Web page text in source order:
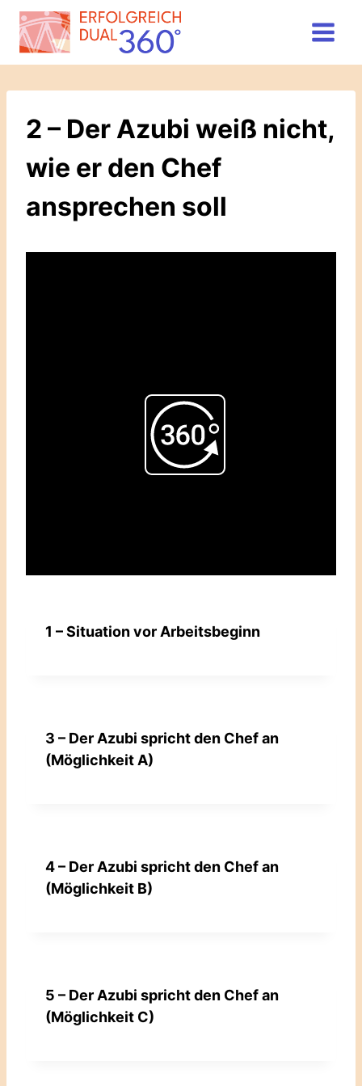
Zum
Inhalt
springen
2 – Der Azubi weiß nicht,
wie er den Chef
ansprechen soll
Play
1 – Situation vor Arbeitsbeginn
3 – Der Azubi spricht den Chef an
(Möglichkeit A)
4 – Der Azubi spricht den Chef an
(Möglichkeit B)
5 – Der Azubi spricht den Chef an
(Möglichkeit C)